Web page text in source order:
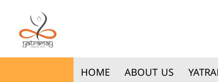
content
HOME ABOUT US